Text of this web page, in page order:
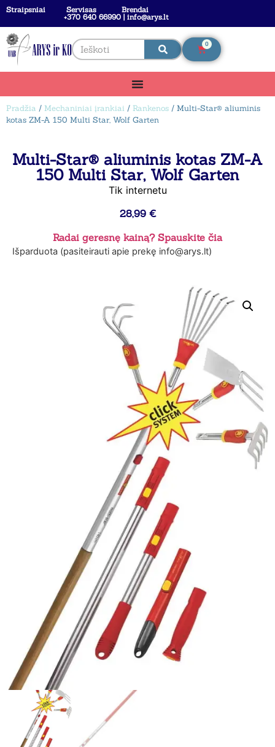
Straipsniai Servisas
Brendai
+370 640 66990 | info@arys.lt
0
Pradžia / Mechaniniai įrankiai / Rankenos / Multi-Star® aliuminis
kotas ZM-A 150 Multi Star, Wolf Garten
Multi-Star® aliuminis kotas ZM-A
150 Multi Star, Wolf Garten
Tik internetu
28,99 €
Radai geresnę kainą? Spauskite čia
Išparduota (pasiteirauti apie prekę info@arys.lt)